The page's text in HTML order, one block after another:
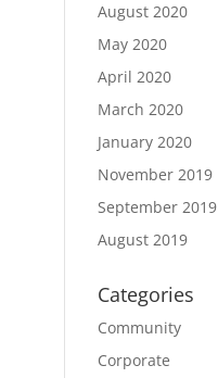
August 2020
May 2020
April 2020
March 2020
January 2020
November 2019
September 2019
August 2019
Categories
Community
Corporate